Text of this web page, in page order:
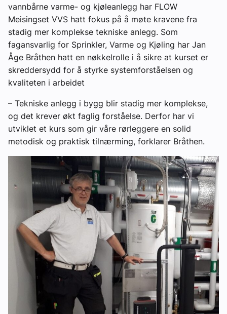
vannbårne varme- og kjøleanlegg har FLOW
Meisingset VVS hatt fokus på å møte kravene fra
stadig mer komplekse tekniske anlegg. Som
fagansvarlig for Sprinkler, Varme og Kjøling har Jan
Åge Bråthen hatt en nøkkelrolle i å sikre at kurset er
skreddersydd for å styrke systemforståelsen og
kvaliteten i arbeidet
– Tekniske anlegg i bygg blir stadig mer komplekse,
og det krever økt faglig forståelse. Derfor har vi
utviklet et kurs som gir våre rørleggere en solid
metodisk og praktisk tilnærming, forklarer Bråthen.